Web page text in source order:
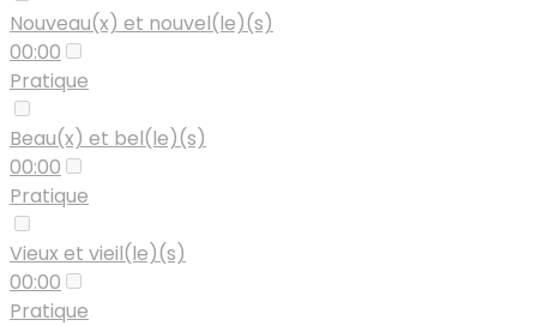
Nouveau(x) et nouvel(le)(s)
00:00
Pratique
Beau(x) et bel(le)(s)
00:00
Pratique
Vieux et vieil(le)(s)
00:00
Pratique